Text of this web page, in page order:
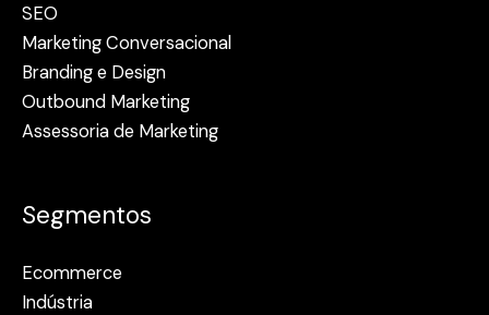
SEO
Marketing Conversacional
Branding e Design
Outbound Marketing
Assessoria de Marketing
Segmentos
Ecommerce
Indústria